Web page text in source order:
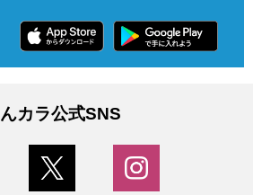
カラ公式SNS